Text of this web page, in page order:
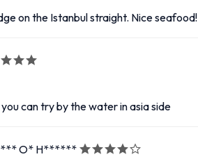
on the Istanbul straight. Nice seafood!
can try by the water in asia side
O* H******